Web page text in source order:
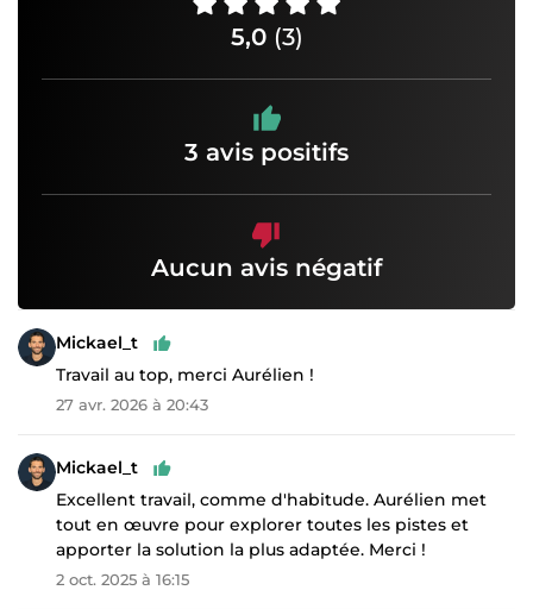
5,0 (3)
3 avis positifs
Aucun avis négatif
Mickael_t
Travail au top, merci Aurélien !
27 avr. 2026 à 20:43
Mickael_t
Excellent travail, comme d'habitude. Aurélien met
tout en œuvre pour explorer toutes les pistes et
apporter la solution la plus adaptée. Merci !
2 oct. 2025 à 16:15